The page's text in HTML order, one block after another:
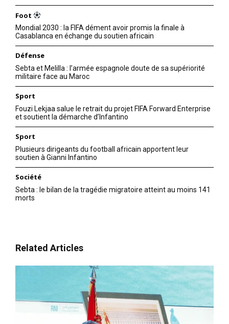
Foot
Mondial 2030 : la FIFA dément avoir promis la finale à
Casablanca en échange du soutien africain
Défense
Sebta et Melilla : l’armée espagnole doute de sa supériorité
militaire face au Maroc
Sport
Fouzi Lekjaa salue le retrait du projet FIFA Forward Enterprise
et soutient la démarche d’Infantino
Sport
Plusieurs dirigeants du football africain apportent leur
soutien à Gianni Infantino
Société
Sebta : le bilan de la tragédie migratoire atteint au moins 141
morts
Related Articles